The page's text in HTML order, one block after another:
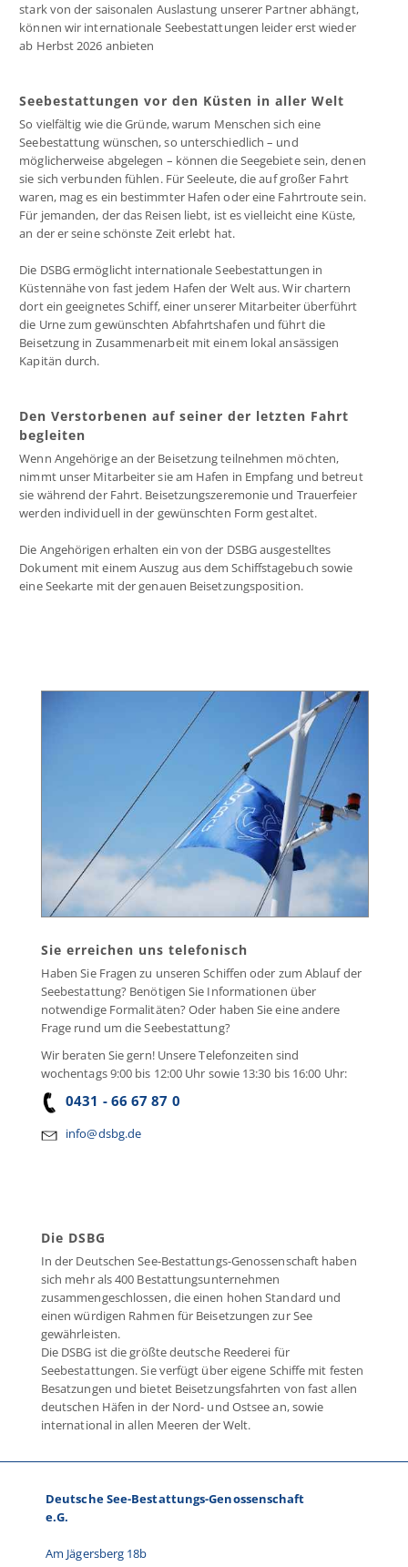
stark von der saisonalen Auslastung unserer Partner abhängt,
können wir internationale Seebestattungen leider erst wieder
ab Herbst 2026 anbieten
Seebestattungen vor den Küsten in aller Welt
So vielfältig wie die Gründe, warum Menschen sich eine
Seebestattung wünschen, so unterschiedlich – und
möglicherweise abgelegen – können die Seegebiete sein, denen
sie sich verbunden fühlen. Für Seeleute, die auf großer Fahrt
waren, mag es ein bestimmter Hafen oder eine Fahrtroute sein.
Für jemanden, der das Reisen liebt, ist es vielleicht eine Küste,
an der er seine schönste Zeit erlebt hat.
Die DSBG ermöglicht internationale Seebestattungen in
Küstennähe von fast jedem Hafen der Welt aus. Wir chartern
dort ein geeignetes Schiff, einer unserer Mitarbeiter überführt
die Urne zum gewünschten Abfahrtshafen und führt die
Beisetzung in Zusammenarbeit mit einem lokal ansässigen
Kapitän durch.
Den Verstorbenen auf seiner der letzten Fahrt
begleiten
Wenn Angehörige an der Beisetzung teilnehmen möchten,
nimmt unser Mitarbeiter sie am Hafen in Empfang und betreut
sie während der Fahrt. Beisetzungszeremonie und Trauerfeier
werden individuell in der gewünschten Form gestaltet.
Die Angehörigen erhalten ein von der DSBG ausgestelltes
Dokument mit einem Auszug aus dem Schiffstagebuch sowie
eine Seekarte mit der genauen Beisetzungsposition.
Sie erreichen uns telefonisch
Haben Sie Fragen zu unseren Schiffen oder zum Ablauf der
Seebestattung? Benötigen Sie Informationen über
notwendige Formalitäten? Oder haben Sie eine andere
Frage rund um die Seebestattung?
Wir beraten Sie gern! Unsere Telefonzeiten sind
wochentags 9:00 bis 12:00 Uhr sowie 13:30 bis 16:00 Uhr:
0431 - 66 67 87 0
info@dsbg.de
Die DSBG
In der Deutschen See-Bestattungs-Genossenschaft haben
sich mehr als 400 Bestattungsunternehmen
zusammengeschlossen, die einen hohen Standard und
einen würdigen Rahmen für Beisetzungen zur See
gewährleisten.
Die DSBG ist die größte deutsche Reederei für
Seebestattungen. Sie verfügt über eigene Schiffe mit festen
Besatzungen und bietet Beisetzungsfahrten von fast allen
deutschen Häfen in der Nord- und Ostsee an, sowie
international in allen Meeren der Welt.
Deutsche See-Bestattungs-Genossenschaft
e.G.
Am Jägersberg 18b